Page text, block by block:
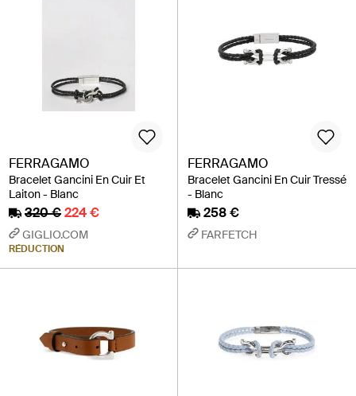
FERRAGAMO
Bracelet Gancini En Cuir Et
Laiton - Blanc
320 €224 €
GIGLIO.COM
RÉDUCTION
FERRAGAMO
Bracelet Gancini En Cuir Tressé
- Blanc
258 €
FARFETCH